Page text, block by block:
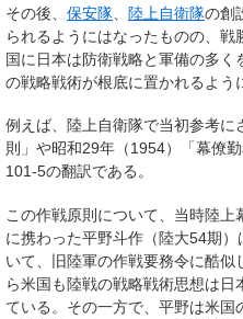
その後、 保安隊 陸上自衛隊の創
られるようにはなったものの、
国に日本は防衛戦略と軍備の多
の戦略戦術が根底に置かれるよう
例えば、陸上自衛隊で当初参考
則」や昭和29年（1954）「幕僚
101-5の翻訳である。
この作戦原則について、当時陸
に携わった平野斗作（陸大54期
いて、旧陸軍の作戦要務令に酷
ら米国も陸戦の戦略戦術思想は
ている。その一方で、平野は米